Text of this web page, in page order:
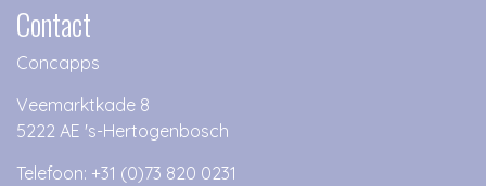
Contact
Concapps
Veemarktkade 8
5222 AE 's-Hertogenbosch
Telefoon: +31 (0)73 820 0231